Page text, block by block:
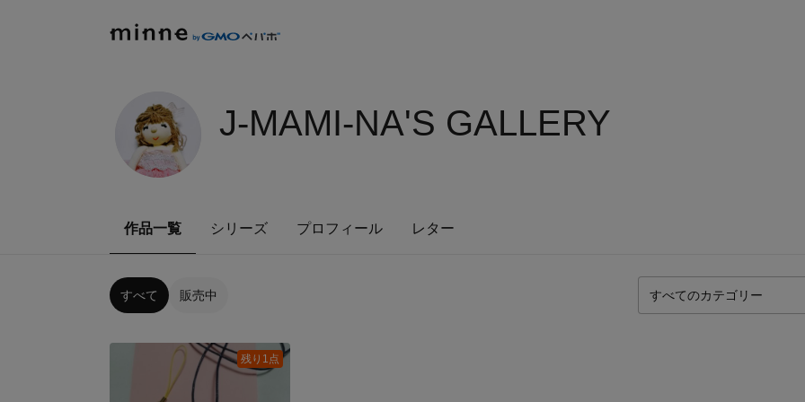
J-MAMI-NA'S GALLERY
作品一覧 シリーズ プロフィール レター
すべて 販売中
残り1点